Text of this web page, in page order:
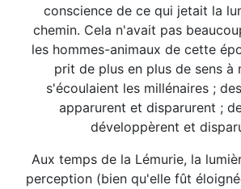
conscience de ce qui jetait la
chemin. Cela n'avait pas
les hommes-animaux de cette
prit de plus en plus de sens à
s'écoulaient les millénaires ;
apparurent et disparurent ;
développèrent et
Aux temps de la Lémurie, la
perception (bien qu'elle fût